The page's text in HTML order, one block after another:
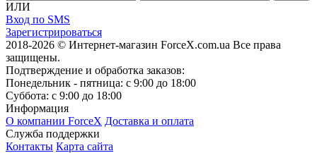
ИЛИ
Вход по SMS
Зарегистрироваться
2018-2026 © Интернет-магазин ForceX.com.ua Все права
защищены.
Подтверждение и обработка заказов:
Понедельник - пятница: с 9:00 до 18:00
Суббота: с 9:00 до 18:00
Информация
О компании ForceX Доставка и оплата
Служба поддержки
Контакты Карта сайта